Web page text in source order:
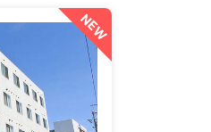
NEW